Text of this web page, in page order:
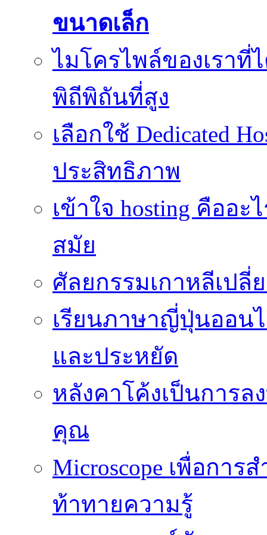
ขนาดเล็ก
ไมโครไพล์ของเรา
พิถีพิถันที่สูง
เลือกใช้ Dedicated
ประสิทธิภาพ
เข้าใจ hosting คืออ
สมัย
ศัลยกรรมเกาหลีเปลี่
เรียนภาษาญี่ปุ่นออน
และประหยัด
หลังคาโค้งเป็นการ
คุณ
Microscope เพื่อกา
ท้าทายความรู้